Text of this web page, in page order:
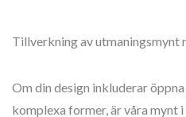
Tillverkning av utmaningsmynt
Om din design inkluderar
komplexa former, är våra mynt